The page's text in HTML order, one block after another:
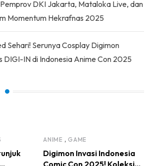
DKI Jakarta, Mataloka Live, dan
Momentum Hekrafnas 2025
Sehari! Serunya Cosplay Digimon
DIGI-IN di Indonesia Anime Con 2025
ANIME , GAME
Digimon Invasi Indonesia